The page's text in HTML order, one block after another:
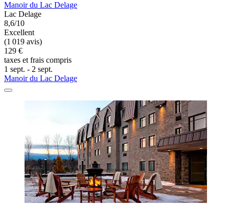
Manoir du Lac Delage
Lac Delage
8,6/10
Excellent
(1 019 avis)
129 €
taxes et frais compris
1 sept. - 2 sept.
Manoir du Lac Delage